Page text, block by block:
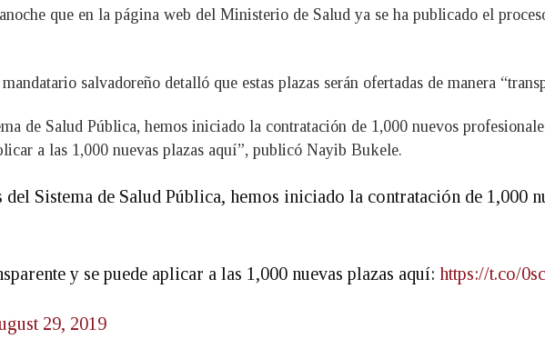
que en la página web del Ministerio de Salud ya se ha publicado el
salvadoreño detalló que estas plazas serán ofertadas de manera
de Salud Pública, hemos iniciado la contratación de 1,000 nuevos
a las 1,000 nuevas plazas aquí”, publicó Nayib Bukele.
Sistema de Salud Pública, hemos iniciado la contratación de 1,000
y se puede aplicar a las 1,000 nuevas plazas aquí: https://t.co/
29, 2019